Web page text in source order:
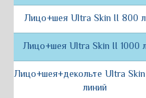
Лицо+шея Ultra Skin II 800
Лицо+шея Ultra Skin II 1000
Лицо+шея+декольте Ultra
линий
Записаться